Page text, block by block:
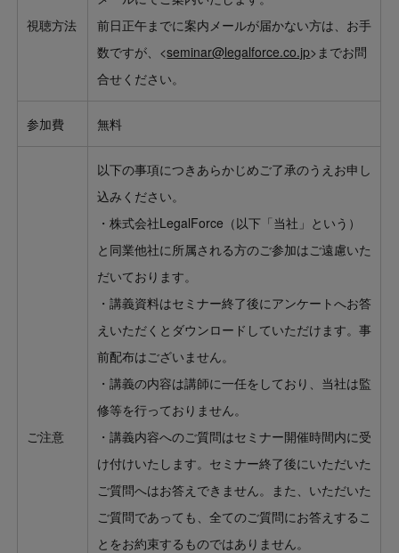
視聴方法
前日正午までに案内メールが届かない方は、お手
数ですが、<seminar@legalforce.co.jp>までお問
合せください。
参加費 無料
ご注意
以下の事項につきあらかじめご了承のうえお申し
込みください。
・株式会社LegalForce（以下「当社」という）
と同業他社に所属される方のご参加はご遠慮いた
だいております。
・講義資料はセミナー終了後にアンケートへお答
えいただくとダウンロードしていただけます。事
前配布はございません。
・講義の内容は講師に一任をしており、当社は監
修等を行っておりません。
・講義内容へのご質問はセミナー開催時間内に受
け付けいたします。セミナー終了後にいただいた
ご質問へはお答えできません。また、いただいた
ご質問であっても、全てのご質問にお答えするこ
とをお約束するものではありません。